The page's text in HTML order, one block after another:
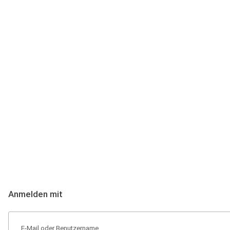
Anmelden mit